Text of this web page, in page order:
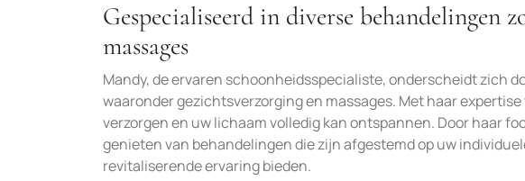
Gespecialiseerd in diverse behandelingen
massages
Mandy, de ervaren schoonheidsspecialiste, onderscheidt zich
waaronder gezichtsverzorging en massages. Met haar
verzorgen en uw lichaam volledig kan ontspannen. Door haar
genieten van behandelingen die zijn afgestemd op uw
revitaliserende ervaring bieden.